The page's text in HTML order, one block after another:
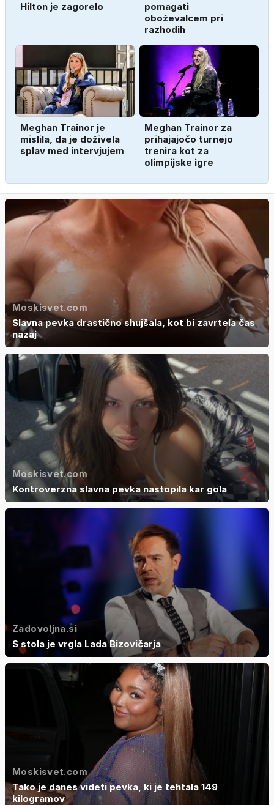
Hilton je zagorelo
pomagati
oboževalcem pri
razhodih
Meghan Trainor je
mislila, da je doživela
splav med intervjujem
Meghan Trainor za
prihajajočo turnejo
trenira kot za
olimpijske igre
Moskisvet.com
Slavna pevka drastično shujšala, kot bi zavrtela čas
nazaj
Moskisvet.com
Kontroverzna slavna pevka nastopila kar gola
Zadovoljna.si
S stola je vrgla Lada Bizovičarja
Moskisvet.com
Tako je danes videti pevka, ki je tehtala 149
kilogramov